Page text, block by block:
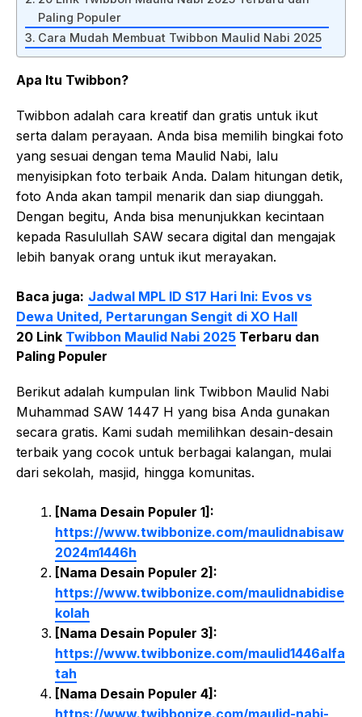
Paling Populer
Cara Mudah Membuat Twibbon Maulid Nabi 2025
Apa Itu Twibbon?
Twibbon adalah cara kreatif dan gratis untuk ikut
serta dalam perayaan. Anda bisa memilih bingkai foto
yang sesuai dengan tema Maulid Nabi, lalu
menyisipkan foto terbaik Anda. Dalam hitungan detik,
foto Anda akan tampil menarik dan siap diunggah.
Dengan begitu, Anda bisa menunjukkan kecintaan
kepada Rasulullah SAW secara digital dan mengajak
lebih banyak orang untuk ikut merayakan.
Baca juga: Jadwal MPL ID S17 Hari Ini: Evos vs
Dewa United, Pertarungan Sengit di XO Hall
20 Link Twibbon Maulid Nabi 2025 Terbaru dan
Paling Populer
Berikut adalah kumpulan link Twibbon Maulid Nabi
Muhammad SAW 1447 H yang bisa Anda gunakan
secara gratis. Kami sudah memilihkan desain-desain
terbaik yang cocok untuk berbagai kalangan, mulai
dari sekolah, masjid, hingga komunitas.
[Nama Desain Populer 1]:
https://www.twibbonize.com/maulidnabisaw
2024m1446h
[Nama Desain Populer 2]:
https://www.twibbonize.com/maulidnabidise
kolah
[Nama Desain Populer 3]:
https://www.twibbonize.com/maulid1446alfa
tah
[Nama Desain Populer 4]:
https://www.twibbonize.com/maulid-nabi-